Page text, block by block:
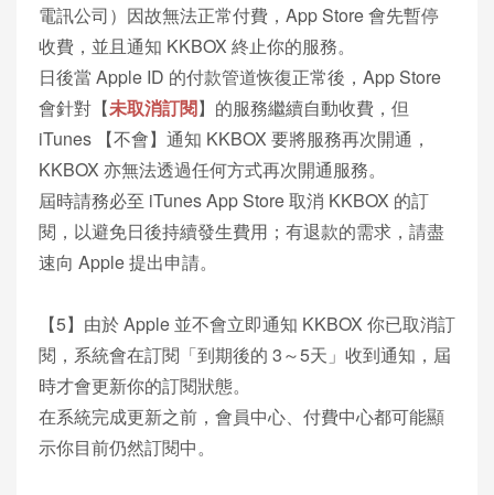
電訊公司）因故無法正常付費，App Store 會先暫停
收費，並且通知 KKBOX 終止你的服務。
日後當 Apple ID 的付款管道恢復正常後，App Store
會針對【未取消訂閱】的服務繼續自動收費，但
iTunes 【不會】通知 KKBOX 要將服務再次開通，
KKBOX 亦無法透過任何方式再次開通服務。
屆時請務必至 iTunes App Store 取消 KKBOX 的訂
閱，以避免日後持續發生費用；有退款的需求，請盡
速向 Apple 提出申請。
【5】由於 Apple 並不會立即通知 KKBOX 你已取消訂
閱，系統會在訂閱「到期後的 3～5天」收到通知，屆
時才會更新你的訂閱狀態。
在系統完成更新之前，會員中心、付費中心都可能顯
示你目前仍然訂閱中。